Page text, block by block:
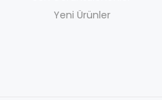
Yeni Ürünler